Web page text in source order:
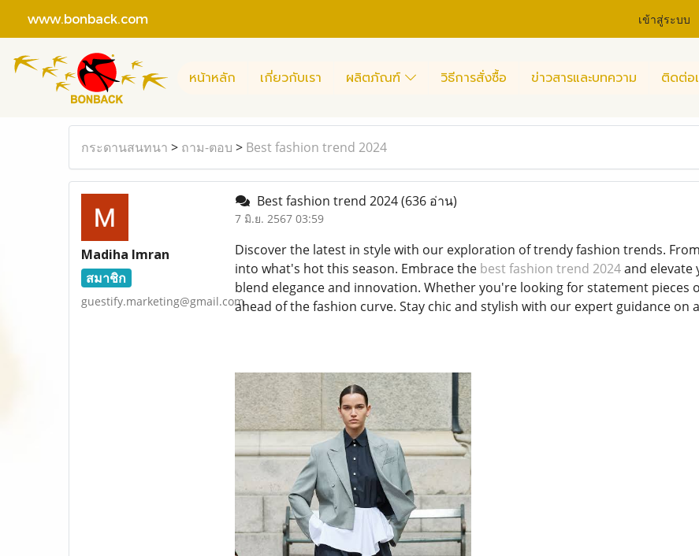
www.bonback.com เข้าสู่ระบบ
หน้าหลัก เกี่ยวกับเรา ผลิตภัณฑ์ วิธีการสั่งซื้อ ข่าวสารและบทความ ติดต่อ
กระดานสนทนา > ถาม-ตอบ > Best fashion trend 2024
Madiha Imran
สมาชิก
guestify.marketing@gmail.com
Best fashion trend 2024(636 อ่าน)
7 มิ.ย. 2567 03:59
Discover the latest in style with our exploration of trendy fashion trends.
into what's hot this season. Embrace the best fashion trend 2024and elevate
blend elegance and innovation. Whether you're looking for statement pieces
ahead of the fashion curve. Stay chic and stylish with our expert guidance on